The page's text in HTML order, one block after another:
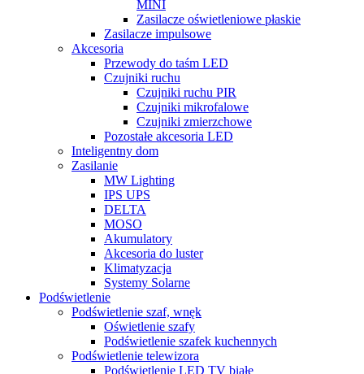
MINI
Zasilacze oświetleniowe płaskie
Zasilacze impulsowe
Akcesoria
Przewody do taśm LED
Czujniki ruchu
Czujniki ruchu PIR
Czujniki mikrofalowe
Czujniki zmierzchowe
Pozostałe akcesoria LED
Inteligentny dom
Zasilanie
MW Lighting
IPS UPS
DELTA
MOSO
Akumulatory
Akcesoria do luster
Klimatyzacja
Systemy Solarne
Podświetlenie
Podświetlenie szaf, wnęk
Oświetlenie szafy
Podświetlenie szafek kuchennych
Podświetlenie telewizora
Podświetlenie LED TV białe